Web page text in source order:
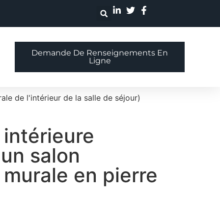
Demande De Renseignements En
Ligne
de l'intérieur de la salle de séjour)
salon
en pierre